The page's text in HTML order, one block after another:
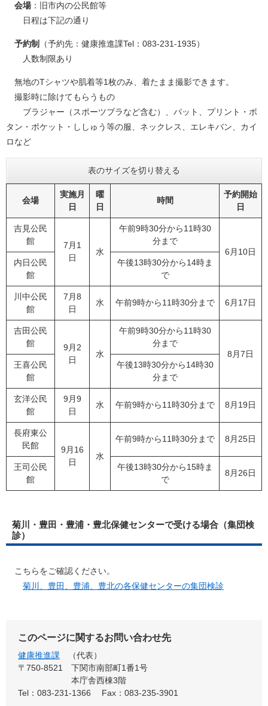
会場：旧市内の公民館等
日程は下記の通り
予約制
（予約先：健康推進課Tel：083-231-1935）
人数制限あり
無地のTシャツや肌着等1枚のみ、着たまま撮影できます。
撮影時に除けてもらうもの
ブラジャー（スポーツブラなど含む）、パット、プリント・ボ
タン・ポケット・ししゅう等の服、ネックレス、エレキバン、カイ
ロなど
表のサイズを切り替える
会場
実施月
日
曜
日
時間
予約開始
日
吉見公民
館
7月1
日
水
午前9時30分から11時30
分まで
6月10日
内日公民
館
午後13時30分から14時ま
で
川中公民
館
7月8
日
水 午前9時から11時30分まで 6月17日
吉田公民
館
9月2
日
水
午前9時30分から11時30
分まで
8月7日
王喜公民
館
午後13時30分から14時30
分まで
玄洋公民
館
9月9
日
水 午前9時から11時30分まで 8月19日
長府東公
民館
9月16
日
水
午前9時から11時30分まで 8月25日
王司公民
館
午後13時30分から15時ま
で
8月26日
菊川・豊田・豊浦・豊北保健センターで受ける場合（集団検
診）
​ こちらをご確認ください。
菊川、豊田、豊浦、豊北の各保健センターの集団検診
このページに関するお問い合わせ先
健康推進課
代表
〒750-8521
下関市南部町1番1号
本庁舎西棟3階
Tel：083-231-1366
Fax：083-235-3901